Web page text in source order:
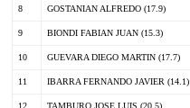
8 GOSTANIAN ALFREDO (17.9)
9 BIONDI FABIAN JUAN (15.3)
10 GUEVARA DIEGO MARTIN (17.7)
11 IBARRA FERNANDO JAVIER (14.1)